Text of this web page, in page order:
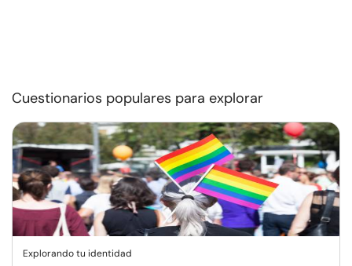
Cuestionarios populares para explorar
Explorando tu identidad